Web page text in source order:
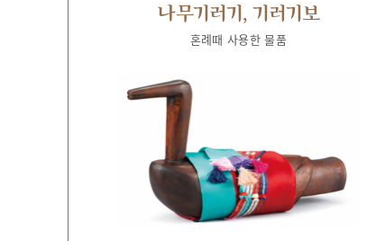
나무기러기, 기러기보
혼례때 사용한 물품